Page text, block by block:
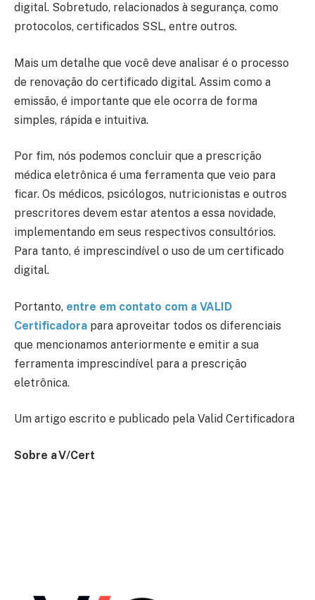
digital. Sobretudo, relacionados à segurança, como
protocolos, certificados SSL, entre outros.
Mais um detalhe que você deve analisar é o processo
de renovação do certificado digital. Assim como a
emissão, é importante que ele ocorra de forma
simples, rápida e intuitiva.
Por fim, nós podemos concluir que a prescrição
médica eletrônica é uma ferramenta que veio para
ficar. Os médicos, psicólogos, nutricionistas e outros
prescritores devem estar atentos a essa novidade,
implementando em seus respectivos consultórios.
Para tanto, é imprescindível o uso de um certificado
digital.
Portanto, entre em contato com a VALID
Certificadora para aproveitar todos os diferenciais
que mencionamos anteriormente e emitir a sua
ferramenta imprescindível para a prescrição
eletrônica.
Um artigo escrito e publicado pela Valid Certificadora
Sobre a V/Cert